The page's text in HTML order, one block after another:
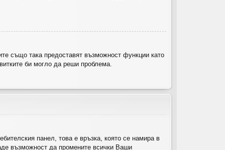
също така предоставят възможност функции като
би могло да реши проблема.
панел, това е връзка, която се намира в
възможност да промените всички Ваши